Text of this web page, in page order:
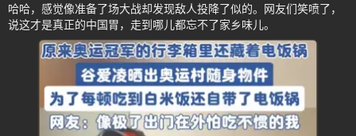
哈哈，感觉像准备了场大战却发现敌人投降了似的。网友们笑喷了，
说这才是真正的中国胃，走到哪儿都忘不了家乡味儿。